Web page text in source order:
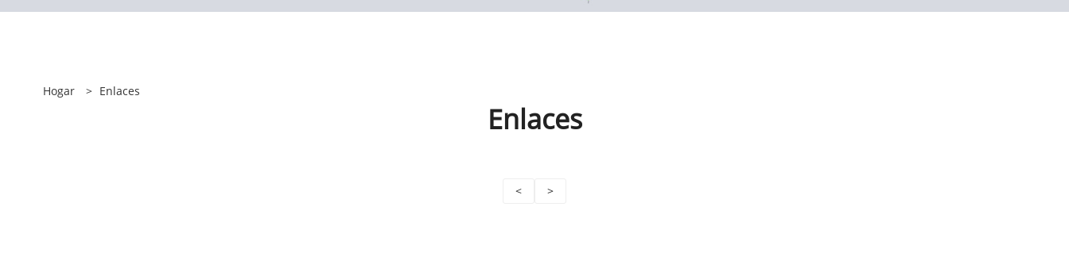
Hogar > Enlaces
Enlaces
< >